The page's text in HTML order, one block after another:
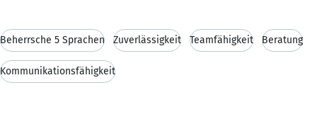
Beherrsche 5 Sprachen Zuverlässigkeit Teamfähigkeit Beratung
Kommunikationsfähigkeit